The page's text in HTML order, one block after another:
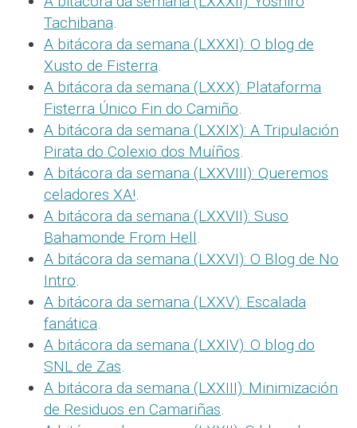
Tachibana.
A bitácora da semana (LXXXI): O blog de
Xusto de Fisterra.
A bitácora da semana (LXXX): Plataforma
Fisterra Único Fin do Camiño.
A bitácora da semana (LXXIX): A Tripulación
Pirata do Colexio dos Muíños.
A bitácora da semana (LXXVIII): Queremos
celadores XA!.
A bitácora da semana (LXXVII): Suso
Bahamonde From Hell.
A bitácora da semana (LXXVI): O Blog de No
Intro.
A bitácora da semana (LXXV): Escalada
fanática.
A bitácora da semana (LXXIV): O blog do
SNL de Zas.
A bitácora da semana (LXXIII): Minimización
de Residuos en Camariñas.